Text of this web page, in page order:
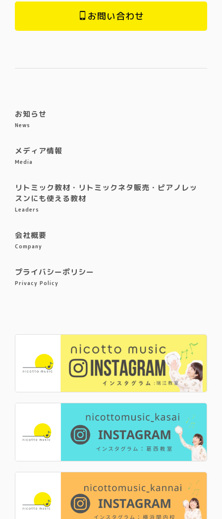
お問い合わせ
お知らせ
News
メディア情報
Media
リトミック教材・リトミックネタ販売・ピアノレッ
スンにも使える教材
Leaders
会社概要
Company
プライバシーポリシー
Privacy Policy